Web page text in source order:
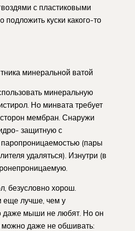
с пластиковыми
куски какого-то
минеральной ватой
минеральную
Но минвата требует
мембран. Снаружи
защитную с
(пары
удаляться). Изнутри (в
безусловно хорош.
еще лучше, чем у
даже мыши не любят. Но он
можно даже не обшивать: